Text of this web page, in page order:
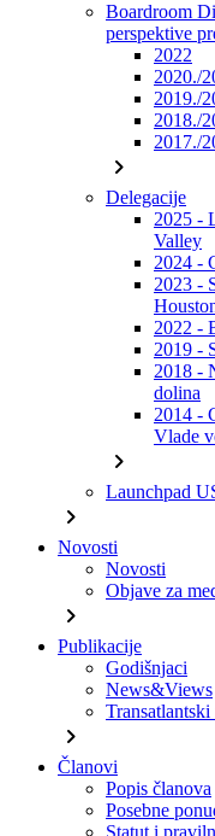
Boardroom
perspektive
2022
2020./
2019./
2018./
2017./
chevron_right
Delegacije
2025 -
Valley
2024 -
2023 -
2022 -
2019 -
2018 -
dolina
2014 -
Vlade
chevron_right
Launchpad
chevron_right
Novosti
Novosti
Objave za
chevron_right
Publikacije
Godišnjaci
News&Views
chevron_right
Članovi
Popis članova
Posebne
Statut i